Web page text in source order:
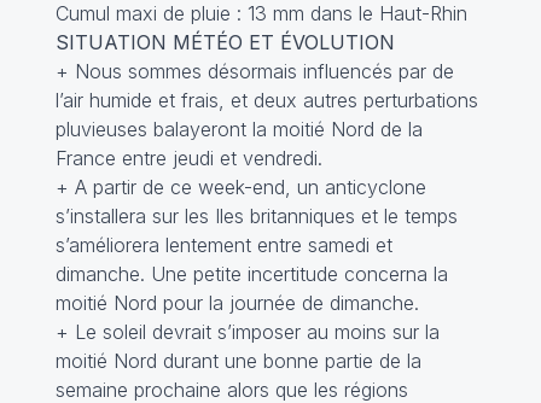
Cumul maxi de pluie : 13 mm dans le Haut-Rhin
SITUATION MÉTÉO ET ÉVOLUTION
+ Nous sommes désormais influencés par de
l’air humide et frais, et deux autres perturbations
pluvieuses balayeront la moitié Nord de la
France entre jeudi et vendredi.
+ A partir de ce week-end, un anticyclone
s’installera sur les Iles britanniques et le temps
s’améliorera lentement entre samedi et
dimanche. Une petite incertitude concerna la
moitié Nord pour la journée de dimanche.
+ Le soleil devrait s’imposer au moins sur la
moitié Nord durant une bonne partie de la
semaine prochaine alors que les régions